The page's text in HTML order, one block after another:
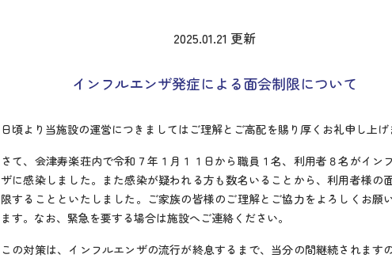
2025.01.21 更新
インフルエンザ発症による面会制限について
日頃より当施設の運営につきましてはご理解とご高配を賜り厚くお礼申し上
さて、会津寿楽荘内で令和７年１月１１日から職員１名、利用者８名がイン
ザに感染しました。また感染が疑われる方も数名いることから、利用者様の
限することといたしました。ご家族の皆様のご理解とご協力をよろしくお願
ます。なお、緊急を要する場合は施設へご連絡ください。
この対策は、インフルエンザの流行が終息するまで、当分の間継続されます